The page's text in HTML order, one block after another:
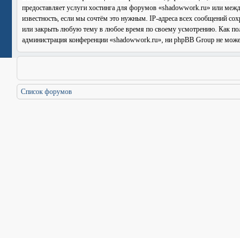
предоставляет услуги хостинга для форумов «shadowwork.ru» или
известность, если мы сочтём это нужным. IP-адреса всех сообщений
или закрыть любую тему в любое время по своему усмотрению. Как
администрация конференции «shadowwork.ru», ни phpBB Group не
Список форумов